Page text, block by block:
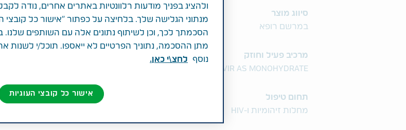
סיווג מוצר
במרשם רופא
מרכיב פעיל וחוזק
1MG ENTECAVIR AS MONOHYDRATE
תחום טיפול
מחלות זיהומיות ו-HIV
ולהציג בפניך מודעות רלוונטיות באתרים אחרים, נודה
מנתוני הגלישה שלך. בלחיצה על כפתור "אישור כל קובצי
הסכמתך לכך, וכן לשיתוף נתונים אלה עם השותפים שלנו.
מתן ההסכמה, נתוניך הפרטיים לא ייאספו. תוכל/י לשנות
נוסף
לחצ\י כאן.
אישור כל קובצי העוגיות